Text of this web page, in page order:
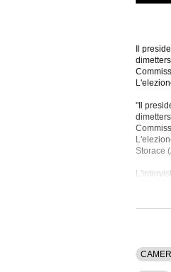
Il
"Il
Storace
Nel
La